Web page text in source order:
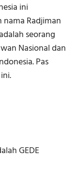
ini
Radjiman
seorang
Nasional dan
Pas
GEDE